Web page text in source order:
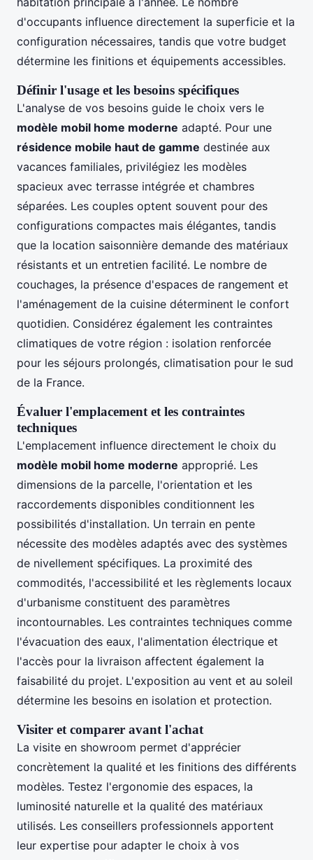
d'occupants influence directement la superficie et la
configuration nécessaires, tandis que votre budget
détermine les finitions et équipements accessibles.
Définir l'usage et les besoins spécifiques
L'analyse de vos besoins guide le choix vers le
modèle mobil home moderne adapté. Pour une
résidence mobile haut de gamme destinée aux
vacances familiales, privilégiez les modèles
spacieux avec terrasse intégrée et chambres
séparées. Les couples optent souvent pour des
configurations compactes mais élégantes, tandis
que la location saisonnière demande des matériaux
résistants et un entretien facilité. Le nombre de
couchages, la présence d'espaces de rangement et
l'aménagement de la cuisine déterminent le confort
quotidien. Considérez également les contraintes
climatiques de votre région : isolation renforcée
pour les séjours prolongés, climatisation pour le sud
de la France.
Évaluer l'emplacement et les contraintes
techniques
L'emplacement influence directement le choix du
modèle mobil home moderne approprié. Les
dimensions de la parcelle, l'orientation et les
raccordements disponibles conditionnent les
possibilités d'installation. Un terrain en pente
nécessite des modèles adaptés avec des systèmes
de nivellement spécifiques. La proximité des
commodités, l'accessibilité et les règlements locaux
d'urbanisme constituent des paramètres
incontournables. Les contraintes techniques comme
l'évacuation des eaux, l'alimentation électrique et
l'accès pour la livraison affectent également la
faisabilité du projet. L'exposition au vent et au soleil
détermine les besoins en isolation et protection.
Visiter et comparer avant l'achat
La visite en showroom permet d'apprécier
concrètement la qualité et les finitions des différents
modèles. Testez l'ergonomie des espaces, la
luminosité naturelle et la qualité des matériaux
utilisés. Les conseillers professionnels apportent
leur expertise pour adapter le choix à vos